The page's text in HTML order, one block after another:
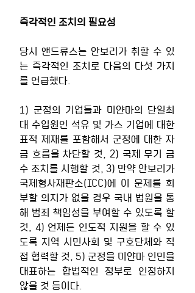
즉각적인 조치의 필요성
당시 앤드류스는 안보리가 취할 수 있
는 즉각적인 조치로 다음의 다섯 가지
를 언급했다.
1) 군정의 기업들과 미얀마의 단일최
대 수입원인 석유 및 가스 기업에 대한
표적 제재를 포함해서 군정에 대한 자
금 흐름을 차단할 것, 2) 국제 무기 금
수 조치를 시행할 것, 3) 만약 안보리가
국제형사재판소(ICC)에 이 문제를 회
부할 의지가 없을 경우 국내 법원을 통
해 범죄 책임성을 부여할 수 있도록 할
것, 4) 언제든 인도적 지원을 할 수 있
도록 지역 시민사회 및 구호단체와 직
접 협력할 것, 5) 군정을 미얀마 인민을
대표하는 합법적인 정부로 인정하지
않을 것 등이다.